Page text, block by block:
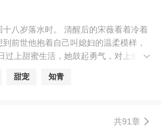
八岁落水时。 清醒后的宋薇看着冷着
前世他抱着自己叫媳妇的温柔模样，
过上甜蜜生活，她鼓起勇气，对上他的
！受伤退役的团长周晋见义勇为，救了
一百个不相信，这么娇气又好看的姑娘
甜宠 知青
共91章